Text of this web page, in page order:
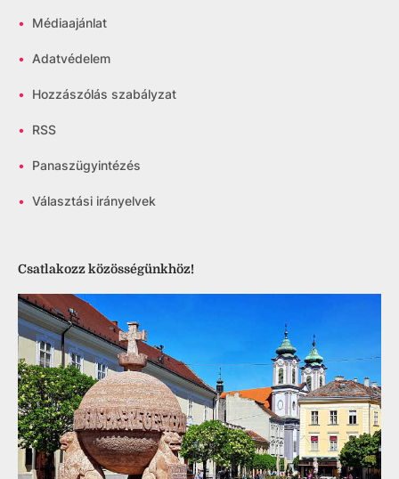
• Médiaajánlat
• Adatvédelem
• Hozzászólás szabályzat
• RSS
• Panaszügyintézés
• Választási irányelvek
Csatlakozz közösségünkhöz!